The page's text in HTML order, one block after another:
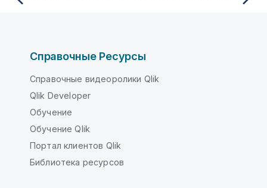
Справочные Ресурсы
Справочные видеоролики Qlik
Qlik Developer
Обучение
Обучение Qlik
Портал клиентов Qlik
Библиотека ресурсов